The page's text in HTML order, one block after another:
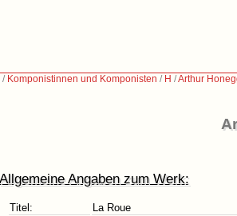
/ Komponistinnen und Komponisten / H /Arthur
Allgemeine Angaben zum Werk:
Titel:
La Roue